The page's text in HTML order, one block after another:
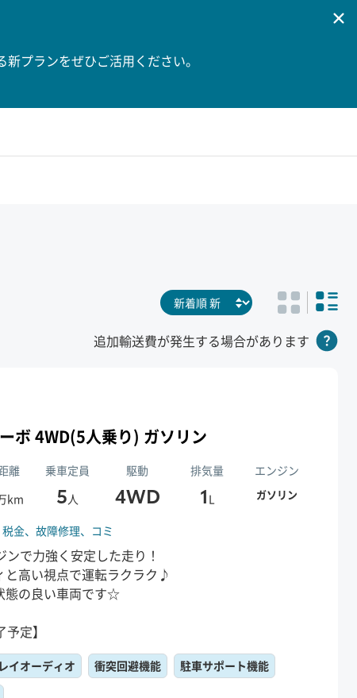
プランをぜひご活用ください。
追加輸送費が発生する場合があります
ボ 4WD(5人乗り) ガソリン
離 乗車定員 駆動 排気量 エンジン
km 5人 4WD 1 L ガソリン
税金、故障修理、 コミ
で力強く安定した走り！
と高い視点で運転ラクラク♪
態の良い車両です☆
定】
イオーディオ 衝突回避機能
駐車サポート機能